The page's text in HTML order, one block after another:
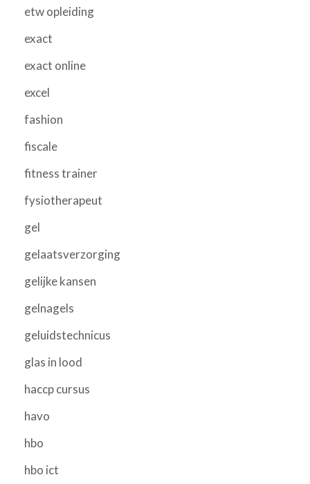
etw opleiding
exact
exact online
excel
fashion
fiscale
fitness trainer
fysiotherapeut
gel
gelaatsverzorging
gelijke kansen
gelnagels
geluidstechnicus
glas in lood
haccp cursus
havo
hbo
hbo ict